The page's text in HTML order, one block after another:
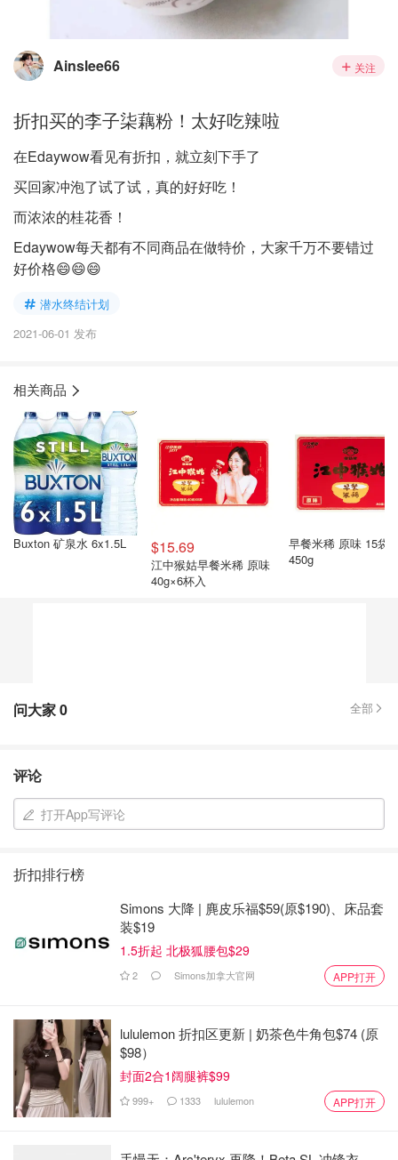
Ainslee66 关注
折扣买的李子柒藕粉！太好吃辣啦
在Edaywow看见有折扣，就立刻下手了
买回家冲泡了试了试，真的好好吃！
而浓浓的桂花香！
Edaywow每天都有不同商品在做特价，大家千万不要错过
好价格😄😄😄
潜水终结计划
2021-06-01 发布
相关商品
Buxton 矿泉水 6x1.5L $15.69
江中猴姑早餐米稀 原味
40g×6杯入
早餐米稀 原味 15袋
450g
问大家0 全部
评论
打开App写评论
折扣排行榜
Simons 大降 | 麂皮乐福$59(原$190)、床品套
装$19
1.5折起 北极狐腰包$29
2 Simons加拿大官网 APP打开
lululemon 折扣区更新 | 奶茶色牛角包$74 (原
$98）
封面2合1阔腿裤$99
999+ 1333 lululemon APP打开